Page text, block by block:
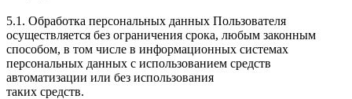
5.1. Обработка персональных данных Пользователя
осуществляется без ограничения срока, любым законным
способом, в том числе в информационных системах
персональных данных с использованием средств
автоматизации или без использования
таких средств.